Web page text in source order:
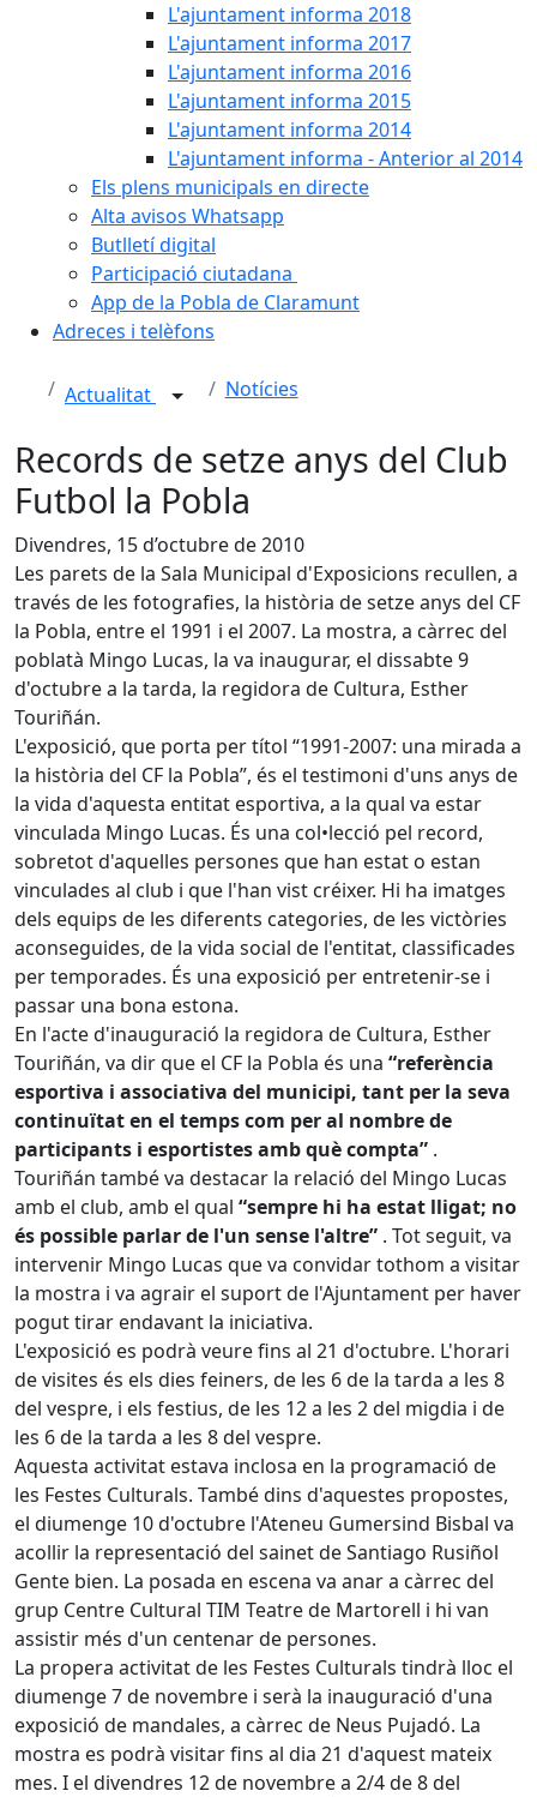
L'ajuntament informa 2018
L'ajuntament informa 2017
L'ajuntament informa 2016
L'ajuntament informa 2015
L'ajuntament informa 2014
L'ajuntament informa - Anterior al 2014
Els plens municipals en directe
Alta avisos Whatsapp
Butlletí digital
Participació ciutadana
App de la Pobla de Claramunt
Adreces i telèfons
Actualitat Notícies
Records de setze anys del Club
Futbol la Pobla
Divendres, 15 d’octubre de 2010
Les parets de la Sala Municipal d'Exposicions recullen, a
través de les fotografies, la història de setze anys del CF
la Pobla, entre el 1991 i el 2007. La mostra, a càrrec del
poblatà Mingo Lucas, la va inaugurar, el dissabte 9
d'octubre a la tarda, la regidora de Cultura, Esther
Touriñán.
L'exposició, que porta per títol “1991-2007: una mirada a
la història del CF la Pobla”, és el testimoni d'uns anys de
la vida d'aquesta entitat esportiva, a la qual va estar
vinculada Mingo Lucas. És una col•lecció pel record,
sobretot d'aquelles persones que han estat o estan
vinculades al club i que l'han vist créixer. Hi ha imatges
dels equips de les diferents categories, de les victòries
aconseguides, de la vida social de l'entitat, classificades
per temporades. És una exposició per entretenir-se i
passar una bona estona.
En l'acte d'inauguració la regidora de Cultura, Esther
Touriñán, va dir que el CF la Pobla és una “referència
esportiva i associativa del municipi, tant per la seva
continuïtat en el temps com per al nombre de
participants i esportistes amb què compta” .
Touriñán també va destacar la relació del Mingo Lucas
amb el club, amb el qual “sempre hi ha estat lligat; no
és possible parlar de l'un sense l'altre” . Tot seguit, va
intervenir Mingo Lucas que va convidar tothom a visitar
la mostra i va agrair el suport de l'Ajuntament per haver
pogut tirar endavant la iniciativa.
L'exposició es podrà veure fins al 21 d'octubre. L'horari
de visites és els dies feiners, de les 6 de la tarda a les 8
del vespre, i els festius, de les 12 a les 2 del migdia i de
les 6 de la tarda a les 8 del vespre.
Aquesta activitat estava inclosa en la programació de
les Festes Culturals. També dins d'aquestes propostes,
el diumenge 10 d'octubre l'Ateneu Gumersind Bisbal va
acollir la representació del sainet de Santiago Rusiñol
Gente bien. La posada en escena va anar a càrrec del
grup Centre Cultural TIM Teatre de Martorell i hi van
assistir més d'un centenar de persones.
La propera activitat de les Festes Culturals tindrà lloc el
diumenge 7 de novembre i serà la inauguració d'una
exposició de mandales, a càrrec de Neus Pujadó. La
mostra es podrà visitar fins al dia 21 d'aquest mateix
mes. I el divendres 12 de novembre a 2/4 de 8 del